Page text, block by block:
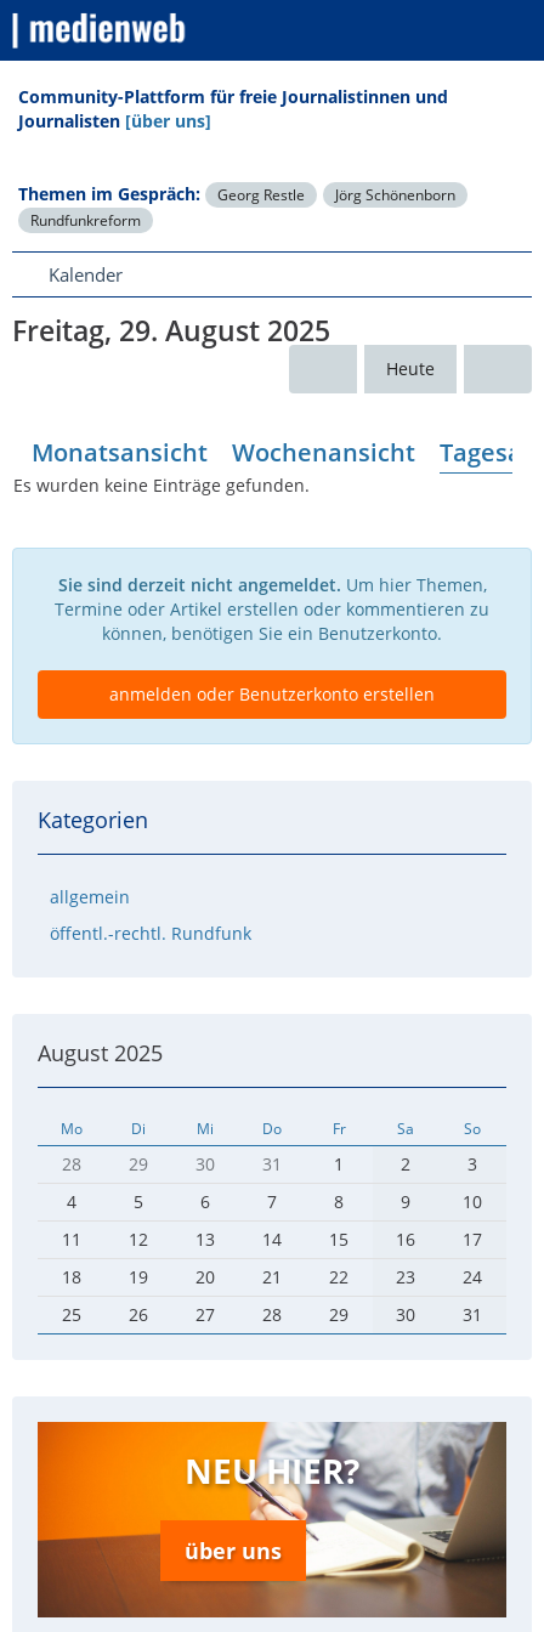
Community-Plattform für freie Journalistinnen und
Journalisten [über uns]
Themen im Gespräch: Georg Restle
Jörg Schönenborn
Rundfunkreform
Kalender
Freitag, 29. August 2025
Heute
Monatsansicht Wochenansicht
Es wurden keine Einträge gefunden.
Sie sind derzeit nicht angemeldet. Um hier Themen,
Termine oder Artikel erstellen oder kommentieren zu
können, benötigen Sie ein Benutzerkonto.
anmelden oder Benutzerkonto erstellen
Kategorien
allgemein
öffentl.-rechtl. Rundfunk
August 2025
Mo Di Mi Do Fr Sa So
28 29 30 31 1 2
3
4
5 6 7 8 9
10
11
12 13 14 15 16
17
18
19 20 21 22 23
24
25
26 27 28 29 30 31
NEU HIER?
über uns